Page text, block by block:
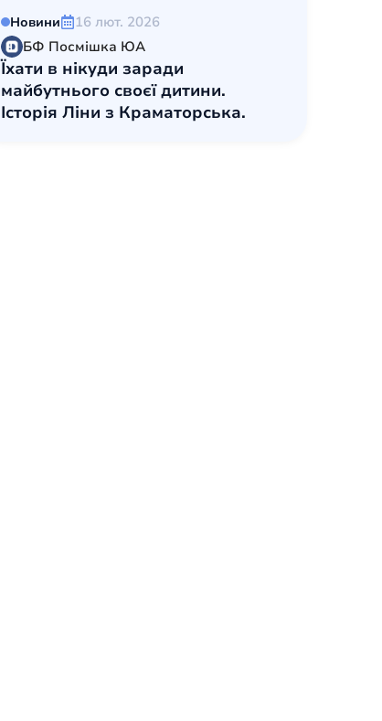
Новини
16 лют. 2026
БФ Посмішка ЮА
Їхати в нікуди заради
майбутнього своєї дитини.
Історія Ліни з Краматорська.